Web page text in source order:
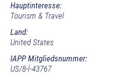
Hauptinteresse:
Tourism & Travel
Land:
United States
IAPP Mitgliedsnummer:
US/8-l-43767